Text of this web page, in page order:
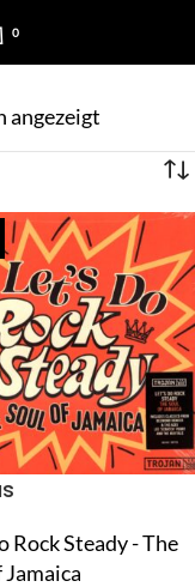
0
angezeigt
Rock Steady - The